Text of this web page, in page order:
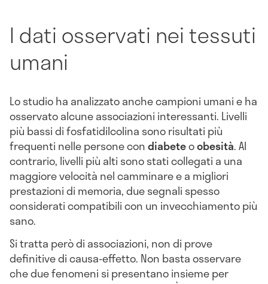
I dati osservati nei tessuti
umani
Lo studio ha analizzato anche campioni umani e ha
osservato alcune associazioni interessanti. Livelli
più bassi di fosfatidilcolina sono risultati più
frequenti nelle persone condiabeteoobesità. Al
contrario, livelli più alti sono stati collegati a una
maggiore velocità nel camminare e a migliori
prestazioni di memoria, due segnali spesso
considerati compatibili con un invecchiamento più
sano.
Si tratta però di associazioni, non di prove
definitive di causa-effetto. Non basta osservare
che due fenomeni si presentano insieme per